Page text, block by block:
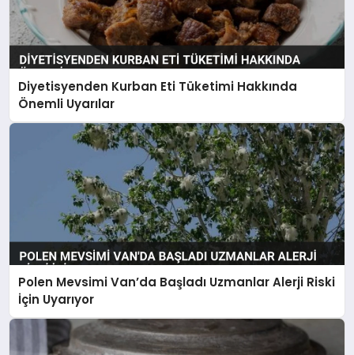
Diyetisyenden Kurban Eti Tüketimi Hakkında
Önemli Uyarılar
Polen Mevsimi Van’da Başladı Uzmanlar Alerji Riski
İçin Uyarıyor